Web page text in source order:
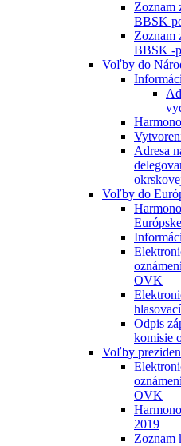
Zoznam
BBSK
Zoznam
BBSK -
Voľby do
Adresa
Voľby do
OVK
Odpis
komisie
Voľby
OVK
2019
Zoznam